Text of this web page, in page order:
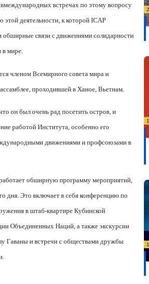
вмеждународных встречах по этому вопросу
этой деятельности, к которой ICAP
обширные связи с движениями солидарности
в мире.
членом Всемирного совета мира и
ассамблее, проходившей в Ханое, Вьетнам.
он был очень рад посетить остров, и
работой Института, особенно его
движениями и профсоюзами в
обширную программу мероприятий,
дня. Это включает в себя конференцию по
в штаб-квартире Кубинской
Объединенных Наций, а также экскурсии
Гаваны и встречи с обществами дружбы